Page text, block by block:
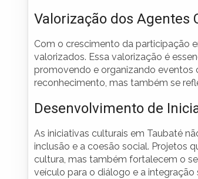
Valorização dos Agentes
Com o crescimento da participação
valorizados. Essa valorização é
promovendo e organizando eventos
reconhecimento, mas também se
Desenvolvimento de
As iniciativas culturais em Taubaté
inclusão e a coesão social. Projetos
cultura, mas também fortalecem o
veículo para o diálogo e a integração